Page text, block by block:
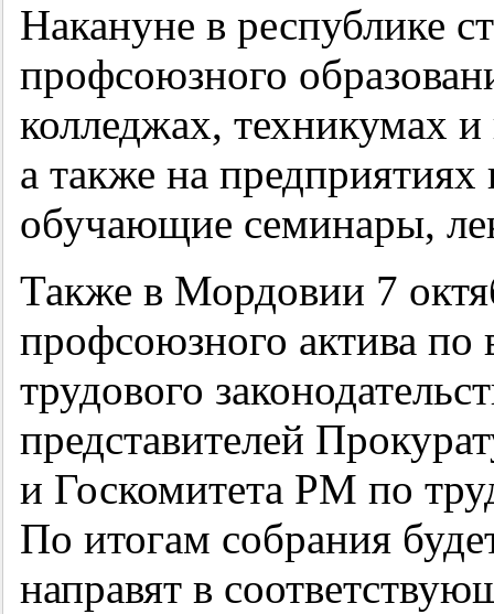
Накануне в республике
профсоюзного
колледжах, техникумах
а также на
обучающие семинары,
Также в Мордовии 7
профсоюзного актива
трудового
представителей
и Госкомитета РМ по
По итогам собрания
направят в